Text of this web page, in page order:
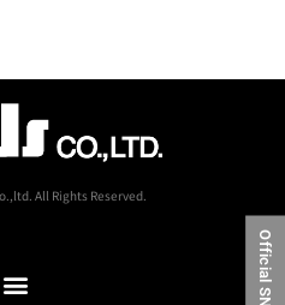
Official SNS
All Rights Reserved.